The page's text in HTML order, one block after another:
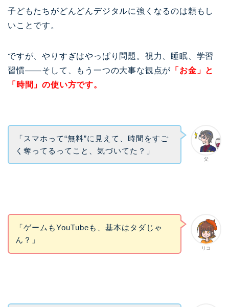
子どもたちがどんどんデジタルに強くなるのは頼もし
いことです。
ですが、やりすぎはやっぱり問題。視力、睡眠、学習
習慣――そして、もう一つの大事な観点が 「お金」と
「時間」の使い方です。
父
「スマホって“無料”に見えて、時間をすご
く奪ってるってこと、気づいてた？」
リコ
「ゲームもYouTubeも、基本はタダじゃ
ん？」